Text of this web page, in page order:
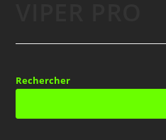
Rechercher